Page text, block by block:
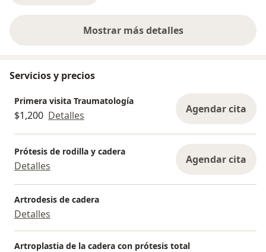
Mostrar más detalles
sobre la experiencia
Servicios y precios
Primera visita Traumatología
$1,200 Detalles Agendar cita
Prótesis de rodilla y cadera
Detalles Agendar cita
Artrodesis de cadera
Detalles
Artroplastia de la cadera con prótesis total